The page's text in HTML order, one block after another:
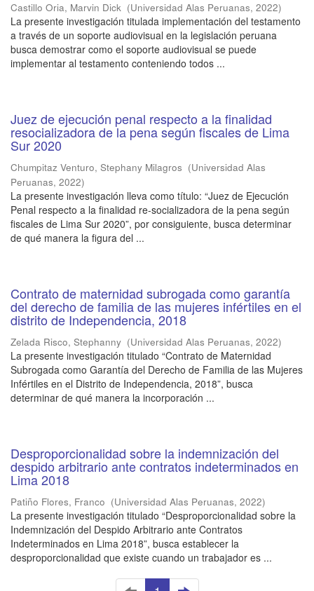
Castillo Oria, Marvin Dick (Universidad Alas Peruanas, 2022)
La presente investigación titulada implementación del testamento
a través de un soporte audiovisual en la legislación peruana
busca demostrar como el soporte audiovisual se puede
implementar al testamento conteniendo todos ...
Juez de ejecución penal respecto a la finalidad
resocializadora de la pena según fiscales de Lima
Sur 2020
Chumpitaz Venturo, Stephany Milagros (Universidad Alas
Peruanas, 2022)
La presente investigación lleva como título: “Juez de Ejecución
Penal respecto a la finalidad re-socializadora de la pena según
fiscales de Lima Sur 2020”, por consiguiente, busca determinar
de qué manera la figura del ...
Contrato de maternidad subrogada como garantía
del derecho de familia de las mujeres infértiles en el
distrito de Independencia, 2018
Zelada Risco, Stephanny (Universidad Alas Peruanas, 2022)
La presente investigación titulado “Contrato de Maternidad
Subrogada como Garantía del Derecho de Familia de las Mujeres
Infértiles en el Distrito de Independencia, 2018”, busca
determinar de qué manera la incorporación ...
Desproporcionalidad sobre la indemnización del
despido arbitrario ante contratos indeterminados en
Lima 2018
Patiño Flores, Franco (Universidad Alas Peruanas, 2022)
La presente investigación titulado “Desproporcionalidad sobre la
Indemnización del Despido Arbitrario ante Contratos
Indeterminados en Lima 2018”, busca establecer la
desproporcionalidad que existe cuando un trabajador es ...